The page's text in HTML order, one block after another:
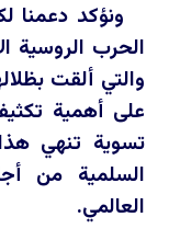
ونؤكد دعمنا
الحرب الروسية
والتي ألقت
على أهمية
تسوية تنهي هذا
السلمية من
العالمي.